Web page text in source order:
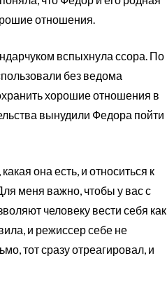
отношения.
вспыхнула ссора. По
без ведома
хорошие отношения в
вынудили Федора пойти
она есть, и относиться к
меня важно, чтобы у вас с
человеку вести себя как
и режиссер себе не
тот сразу отреагировал, и